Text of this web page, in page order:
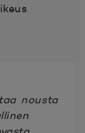
nousta